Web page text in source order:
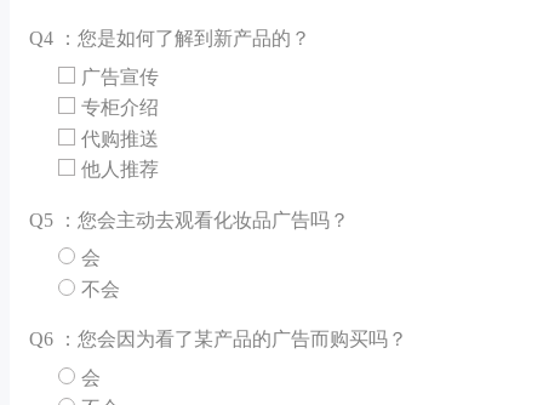
Q4 ：您是如何了解到新产品的？
广告宣传
专柜介绍
代购推送
他人推荐
Q5 ：您会主动去观看化妆品广告吗？
会
不会
Q6 ：您会因为看了某产品的广告而购买吗？
会